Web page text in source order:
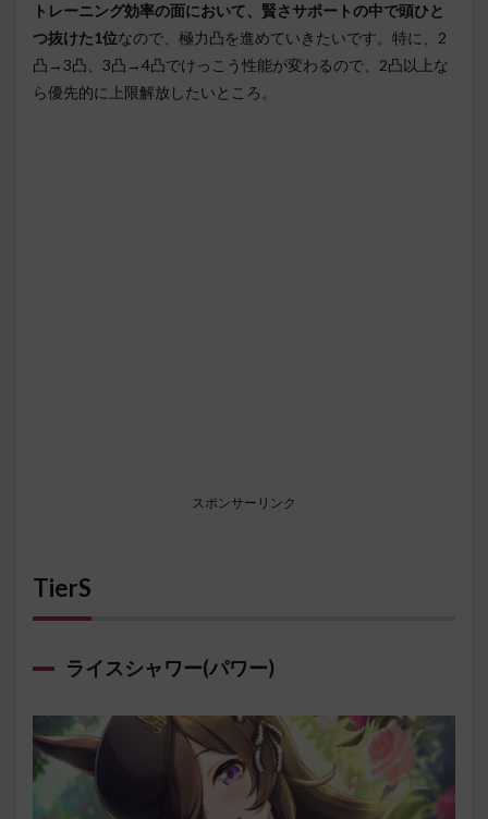
トレーニング効率の面において、賢さサポートの中で頭ひと
つ抜けた1位なので、極力凸を進めていきたいです。特に、2
凸→3凸、3凸→4凸でけっこう性能が変わるので、2凸以上な
ら優先的に上限解放したいところ。
スポンサーリンク
TierS
ライスシャワー(パワー)